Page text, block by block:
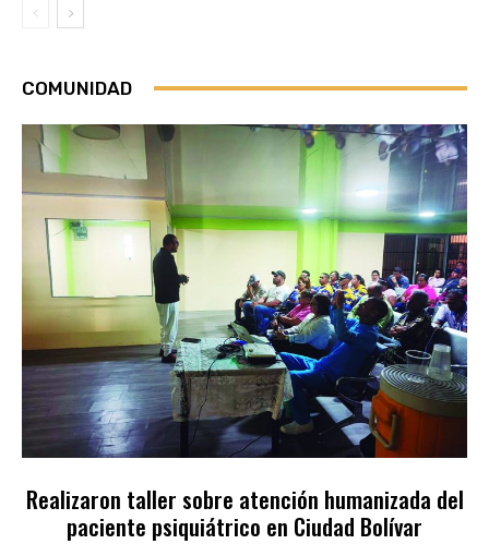
COMUNIDAD
Realizaron taller sobre atención humanizada del
paciente psiquiátrico en Ciudad Bolívar